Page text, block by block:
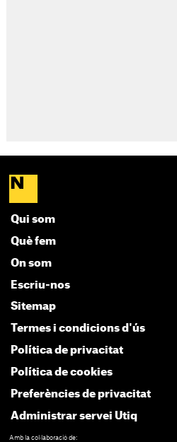
Qui som
Què fem
On som
Escriu-nos
Sitemap
Termes i condicions d'ús
Política de privacitat
Política de cookies
Preferències de privacitat
Administrar servei Utiq
Amb la col·laboració de: